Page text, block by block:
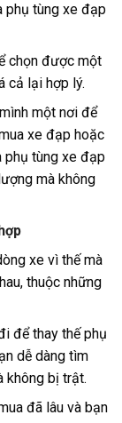
phụ tùng xe đạp
chọn được một
cả lại hợp lý.
một nơi để
xe đạp hoặc
phụ tùng xe đạp
mà không
xe vì thế mà
thuộc những
để thay thế phụ
dễ dàng tìm
không bị trật.
đã lâu và bạn